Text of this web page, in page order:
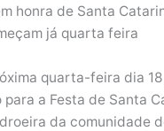
honra de Santa
já quarta feira
quarta-feira dia
para a Festa de Santa
da comunidade